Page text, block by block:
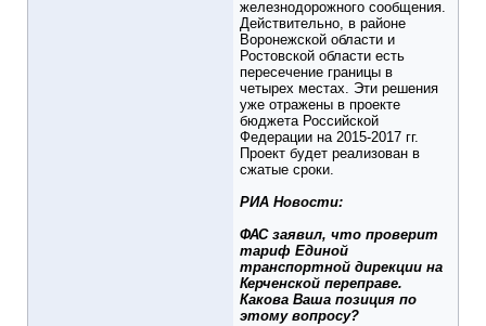
железнодорожного сообщения.
Действительно, в районе
Воронежской области и
Ростовской области есть
пересечение границы в
четырех местах. Эти решения
уже отражены в проекте
бюджета Российской
Федерации на 2015-2017 гг.
Проект будет реализован в
сжатые сроки.
РИА Новости:
ФАС заявил, что проверит
тариф Единой
транспортной дирекции на
Керченской переправе.
Какова Ваша позиция по
этому вопросу?